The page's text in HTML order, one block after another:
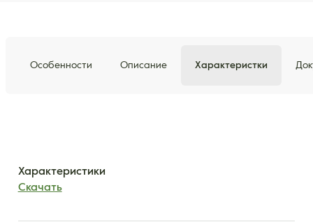
Особенности Описание Характеристки
Характеристики
Скачать